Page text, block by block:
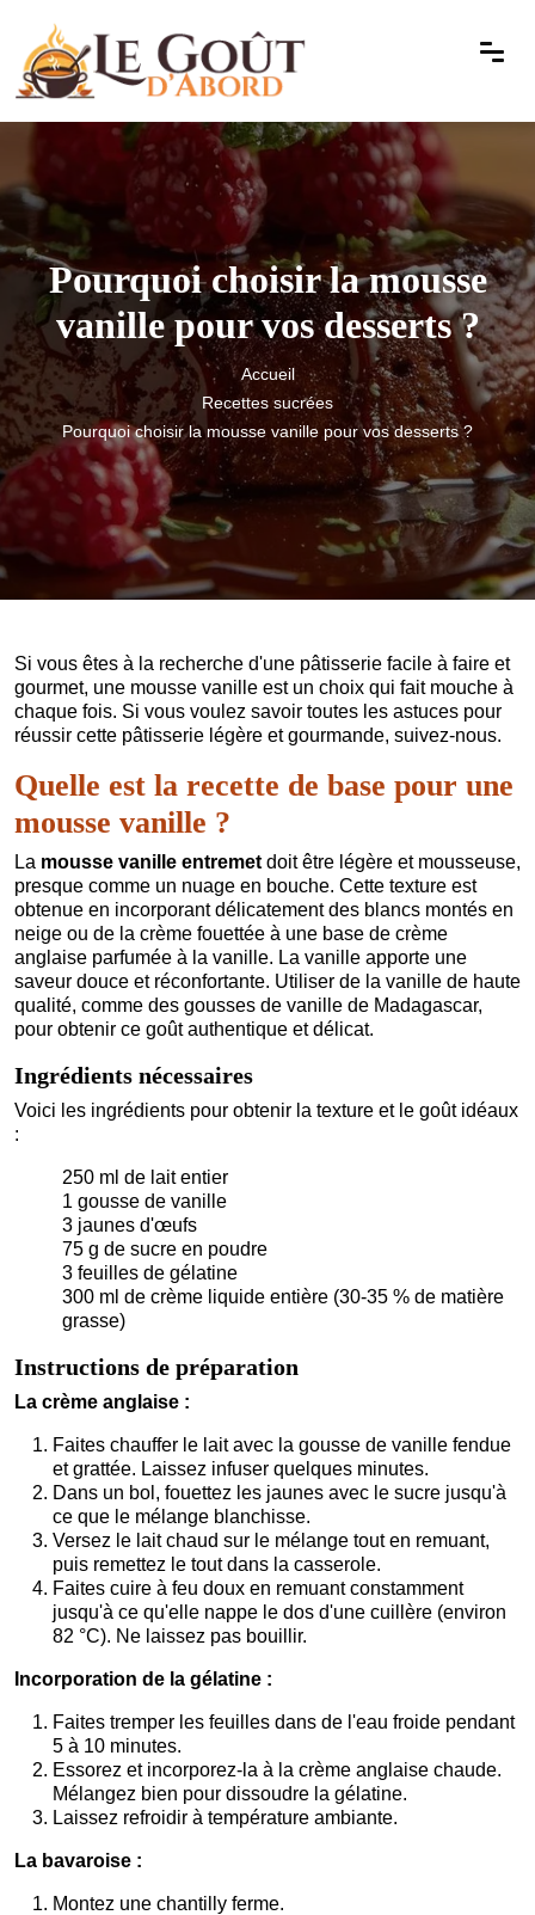
Pourquoi choisir la mousse
vanille pour vos desserts ?
Accueil
Recettes sucrées
Pourquoi choisir la mousse vanille pour vos desserts ?
Si vous êtes à la recherche d'une pâtisserie facile à faire et
gourmet, une mousse vanille est un choix qui fait mouche à
chaque fois. Si vous voulez savoir toutes les astuces pour
réussir cette pâtisserie légère et gourmande, suivez-nous.
Quelle est la recette de base pour une
mousse vanille ?
La mousse vanille entremet doit être légère et mousseuse,
presque comme un nuage en bouche. Cette texture est
obtenue en incorporant délicatement des blancs montés en
neige ou de la crème fouettée à une base de crème
anglaise parfumée à la vanille. La vanille apporte une
saveur douce et réconfortante. Utiliser de la vanille de haute
qualité, comme des gousses de vanille de Madagascar,
pour obtenir ce goût authentique et délicat.
Ingrédients nécessaires
Voici les ingrédients pour obtenir la texture et le goût idéaux
:
250 ml de lait entier
1 gousse de vanille
3 jaunes d'œufs
75 g de sucre en poudre
3 feuilles de gélatine
300 ml de crème liquide entière (30-35 % de matière
grasse)
Instructions de préparation
La crème anglaise :
Faites chauffer le lait avec la gousse de vanille fendue
et grattée. Laissez infuser quelques minutes.
Dans un bol, fouettez les jaunes avec le sucre jusqu'à
ce que le mélange blanchisse.
Versez le lait chaud sur le mélange tout en remuant,
puis remettez le tout dans la casserole.
Faites cuire à feu doux en remuant constamment
jusqu'à ce qu'elle nappe le dos d'une cuillère (environ
82 °C). Ne laissez pas bouillir.
Incorporation de la gélatine :
Faites tremper les feuilles dans de l'eau froide pendant
5 à 10 minutes.
Essorez et incorporez-la à la crème anglaise chaude.
Mélangez bien pour dissoudre la gélatine.
Laissez refroidir à température ambiante.
La bavaroise :
Montez une chantilly ferme.